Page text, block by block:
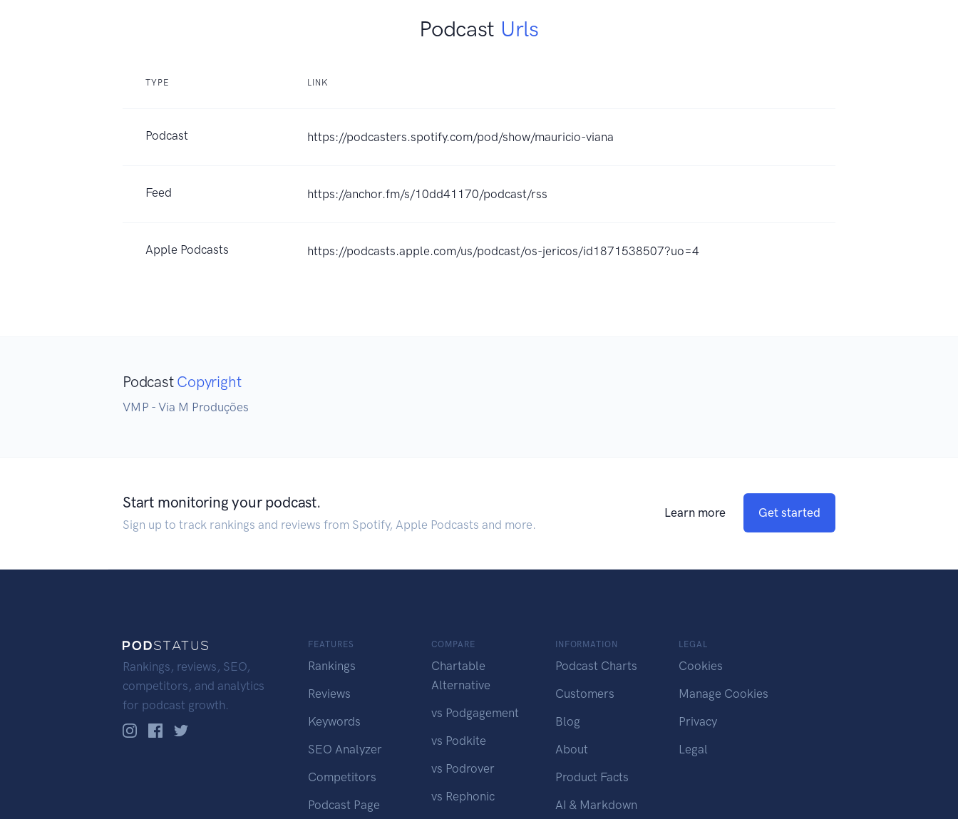
Podcast Urls
TYPE LINK
Podcast https://podcasters.spotify.com/pod/show/mauricio-viana
Feed https://anchor.fm/s/10dd41170/podcast/rss
Apple Podcasts https://podcasts.apple.com/us/podcast/os-jericos/id1871538507?uo=4
Podcast Copyright
VMP - Via M Produções
Start monitoring your podcast.
Sign up to track rankings and reviews from Spotify, Apple Podcasts and more.
Learn more Get started
Rankings, reviews, SEO,
competitors, and analytics
for podcast growth.
FEATURES
Rankings
Reviews
Keywords
SEO Analyzer
Competitors
Podcast Page
COMPARE
Chartable
Alternative
vs Podgagement
vs Podkite
vs Podrover
vs Rephonic
INFORMATION
Podcast Charts
Customers
Blog
About
Product Facts
AI & Markdown
LEGAL
Cookies
Manage Cookies
Privacy
Legal